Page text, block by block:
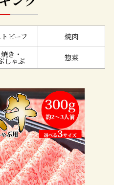
ビーフ 焼肉
き・
しゃぶ 惣菜